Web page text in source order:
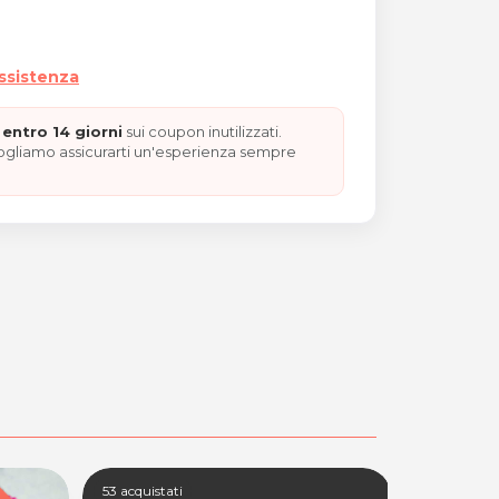
14 giorni sui coupon inutilizzati.
assicurarti un'esperienza sempre
53 acquistati